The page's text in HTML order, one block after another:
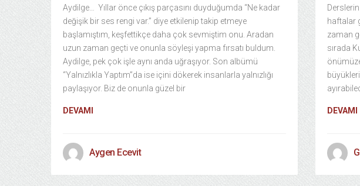
Aydilge… Yıllar önce çıkış parçasını duyduğumda “Ne kadar
değişik bir ses rengi var.” diye etkilenip takip etmeye
başlamıştım, keşfettikçe daha çok sevmiştim onu. Aradan
uzun zaman geçti ve onunla söyleşi yapma fırsatı buldum.
Aydilge, pek çok işle aynı anda uğraşıyor. Son albümü
“Yalnızlıkla Yaptım”da ise içini dökerek insanlarla yalnızlığı
paylaşıyor. Biz de onunla güzel bir
DEVAMI
Aygen Ecevit
haftalar
zaman
sırada
DEVAMI